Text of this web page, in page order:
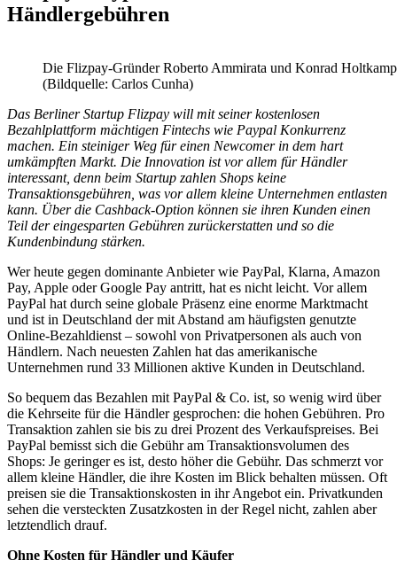
Händlergebühren
Die Flizpay-Gründer Roberto Ammirata und Konrad Holtkamp
(Bildquelle: Carlos Cunha)
Das Berliner Startup Flizpay will mit seiner kostenlosen
Bezahlplattform mächtigen Fintechs wie Paypal Konkurrenz
machen. Ein steiniger Weg für einen Newcomer in dem hart
umkämpften Markt. Die Innovation ist vor allem für Händler
interessant, denn beim Startup zahlen Shops keine
Transaktionsgebühren, was vor allem kleine Unternehmen entlasten
kann. Über die Cashback-Option können sie ihren Kunden einen
Teil der eingesparten Gebühren zurückerstatten und so die
Kundenbindung stärken.
Wer heute gegen dominante Anbieter wie PayPal, Klarna, Amazon
Pay, Apple oder Google Pay antritt, hat es nicht leicht. Vor allem
PayPal hat durch seine globale Präsenz eine enorme Marktmacht
und ist in Deutschland der mit Abstand am häufigsten genutzte
Online-Bezahldienst – sowohl von Privatpersonen als auch von
Händlern. Nach neuesten Zahlen hat das amerikanische
Unternehmen rund 33 Millionen aktive Kunden in Deutschland.
So bequem das Bezahlen mit PayPal & Co. ist, so wenig wird über
die Kehrseite für die Händler gesprochen: die hohen Gebühren. Pro
Transaktion zahlen sie bis zu drei Prozent des Verkaufspreises. Bei
PayPal bemisst sich die Gebühr am Transaktionsvolumen des
Shops: Je geringer es ist, desto höher die Gebühr. Das schmerzt vor
allem kleine Händler, die ihre Kosten im Blick behalten müssen. Oft
preisen sie die Transaktionskosten in ihr Angebot ein. Privatkunden
sehen die versteckten Zusatzkosten in der Regel nicht, zahlen aber
letztendlich drauf.
Ohne Kosten für Händler und Käufer